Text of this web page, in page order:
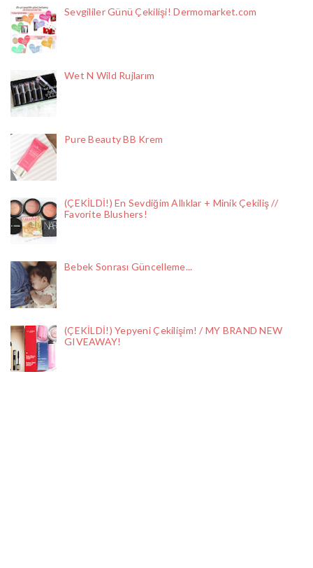
Sevgililer Günü Çekilişi! Dermomarket.com
Wet N Wild Rujlarım
Pure Beauty BB Krem
(ÇEKİLDİ!) En Sevdiğim Allıklar + Minik Çekiliş //
Favorite Blushers!
Bebek Sonrası Güncelleme...
(ÇEKİLDİ!) Yepyeni Çekilişim! / MY BRAND NEW
GIVEAWAY!